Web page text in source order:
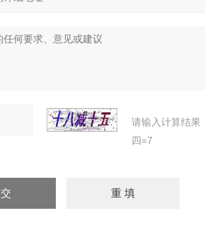
请输入计算结果
四=7